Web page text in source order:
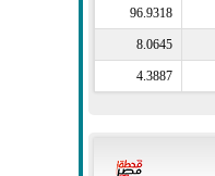
96.9318
8.0645
4.3887